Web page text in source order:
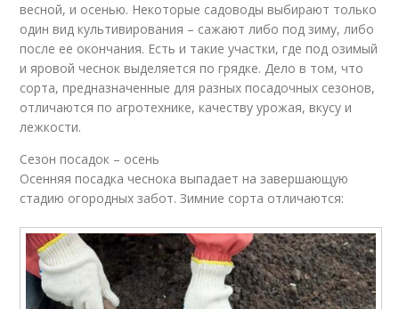
весной, и осенью. Некоторые садоводы выбирают только
один вид культивирования – сажают либо под зиму, либо
после ее окончания. Есть и такие участки, где под озимый
и яровой чеснок выделяется по грядке. Дело в том, что
сорта, предназначенные для разных посадочных сезонов,
отличаются по агротехнике, качеству урожая, вкусу и
лежкости.
Сезон посадок – осень
Осенняя посадка чеснока выпадает на завершающую
стадию огородных забот. Зимние сорта отличаются: